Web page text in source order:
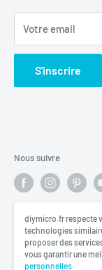
Votre email
S'inscrire
Nous suivre
Nous acceptons
diymicro.fr respecte
technologies
proposer des
vous garantir une
personnelles